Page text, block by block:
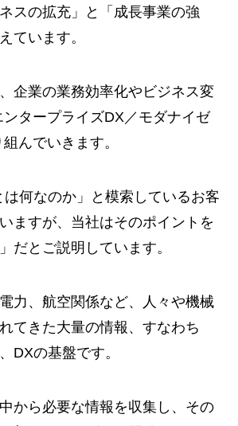
スの拡充」と「成長事業の強
ています。
企業の業務効率化やビジネス変
ンタープライズDX／モダナイゼ
んでいきます。
は何なのか」と模索しているお客
ますが、当社はそのポイントを
だとご説明しています。
力、航空関係など、人々や機械
てきた大量の情報、すなわち
DXの基盤です。
から必要な情報を収集し、その